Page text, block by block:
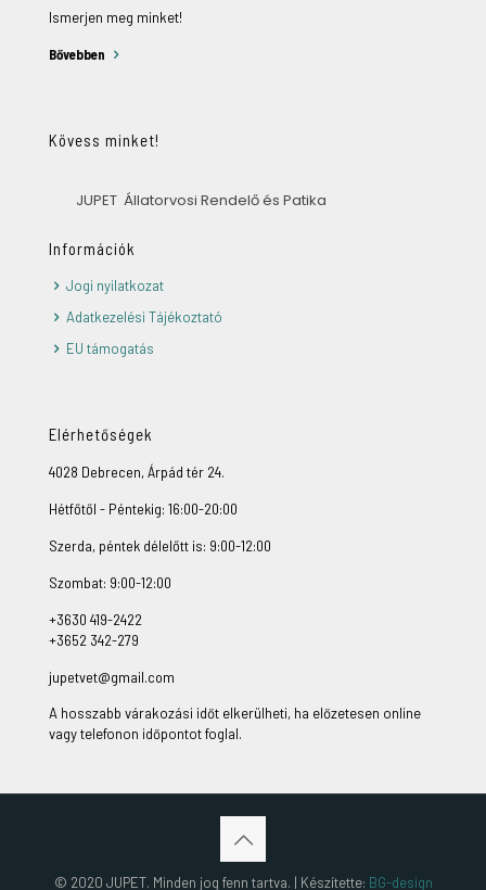
Ismerjen meg minket!
Bővebben
Kövess minket!
JUPET Állatorvosi Rendelő és Patika
Információk
Jogi nyilatkozat
Adatkezelési Tájékoztató
EU támogatás
Elérhetőségek
4028 Debrecen, Árpád tér 24.
Hétfőtől - Péntekig: 16:00-20:00
Szerda, péntek délelőtt is: 9:00-12:00
Szombat: 9:00-12:00
+3630 419-2422
+3652 342-279
jupetvet@gmail.com
A hosszabb várakozási időt elkerülheti, ha előzetesen online
vagy telefonon időpontot foglal.
© 2020 JUPET. Minden jog fenn tartva. | Készítette: BG-design